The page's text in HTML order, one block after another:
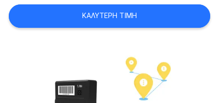
PRIVACY
ΚΑΛΎΤΕΡΗ ΤΙΜΉ